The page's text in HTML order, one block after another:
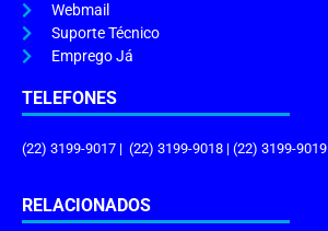
Webmail
Suporte Técnico
Emprego Já
TELEFONES
(22) 3199-9017 | (22) 3199-9018 | (22) 3199-9019
RELACIONADOS